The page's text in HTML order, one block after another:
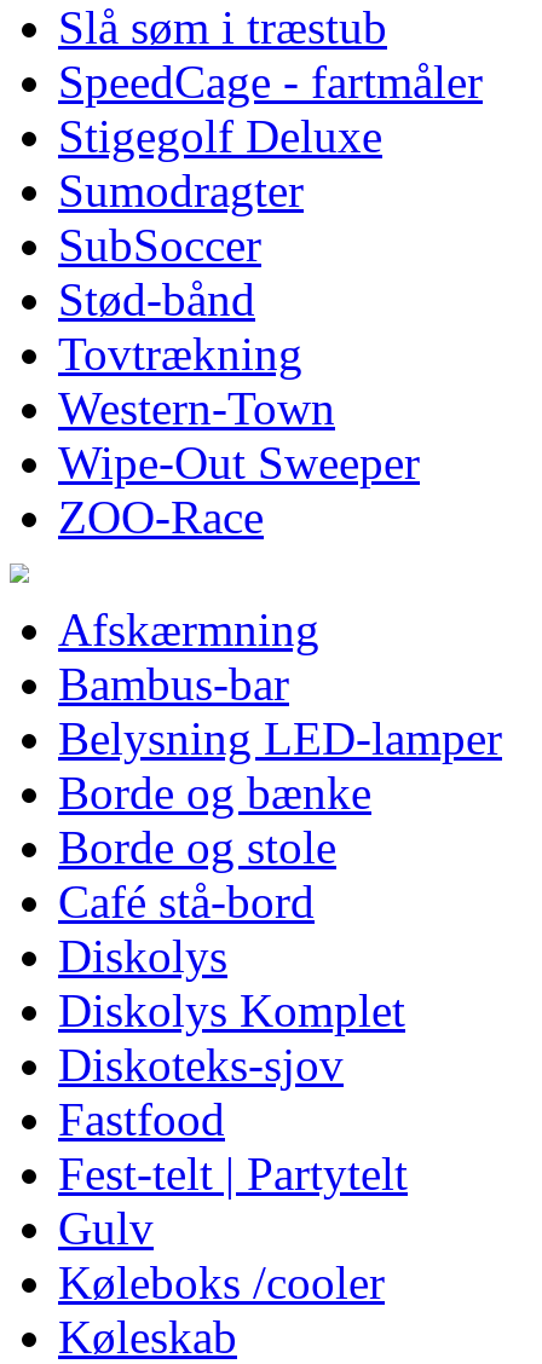
Slå søm i træstub
SpeedCage - fartmåler
Stigegolf Deluxe
Sumodragter
SubSoccer
Stød-bånd
Tovtrækning
Western-Town
Wipe-Out Sweeper
ZOO-Race
Afskærmning
Bambus-bar
Belysning LED-lamper
Borde og bænke
Borde og stole
Café stå-bord
Diskolys
Diskolys Komplet
Diskoteks-sjov
Fastfood
Fest-telt | Partytelt
Gulv
Køleboks /cooler
Køleskab